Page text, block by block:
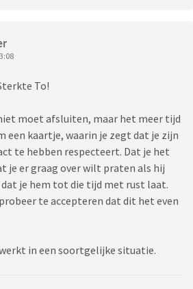
To!
moet afsluiten, maar het meer tijd
een kaartje, waarin je zegt dat je zijn
te hebben respecteert. Dat je het
je er graag over wilt praten als hij
dat je hem tot die tijd met rust laat.
te accepteren dat dit het even
in een soortgelijke situatie.